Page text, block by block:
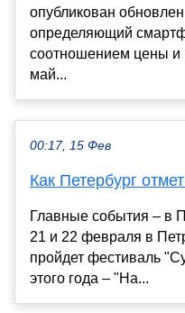
опубликован
определяющий
соотношением цены и
май...
00:17, 15 Фев
Как Петербург
Главные события – в
21 и 22 февраля в
пройдет фестиваль
этого года – "На...